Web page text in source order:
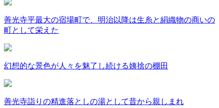
善光寺平最大の宿場町で、明治以降は生糸と絹織物の商いの
町として栄えた
幻想的な景色が人々を魅了し続ける姨捨の棚田
善光寺詣りの精進落としの湯として昔から親しまれ